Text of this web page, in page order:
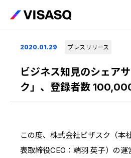
会社情報
ビザスクについて
CEOメッセージ
会社概要・拠点
IR情報
2020.01.29 プレスリリース
ビジネス知見のシェア
ク」、登録者数
この度、株式会社ビザスク（本
表取締役CEO：端羽 英子）の